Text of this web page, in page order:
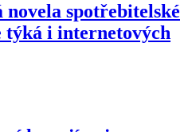
spotřebitelské
týká i internetových